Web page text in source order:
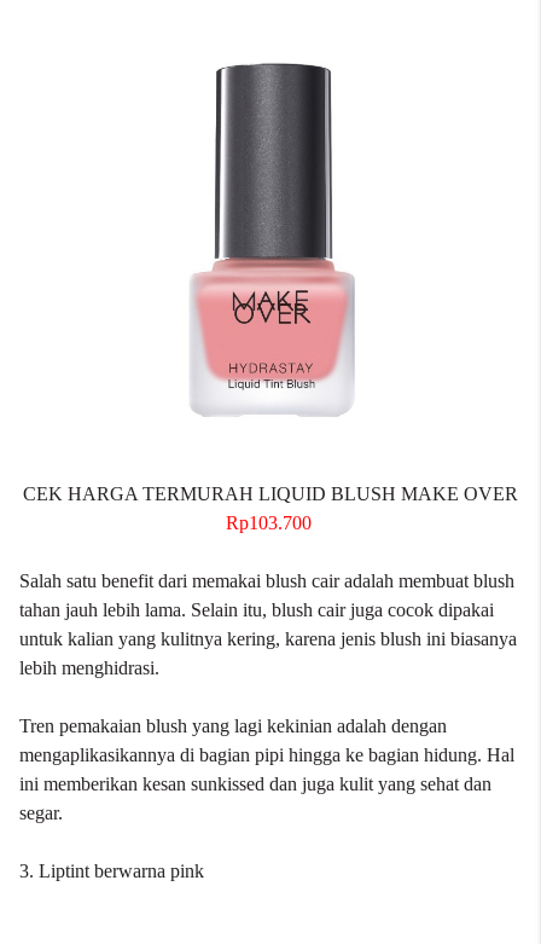
CEK HARGA TERMURAH LIQUID BLUSH MAKE OVER
Rp103.700
Salah satu benefit dari memakai blush cair adalah membuat blush
tahan jauh lebih lama. Selain itu, blush cair juga cocok dipakai
untuk kalian yang kulitnya kering, karena jenis blush ini biasanya
lebih menghidrasi.
Tren pemakaian blush yang lagi kekinian adalah dengan
mengaplikasikannya di bagian pipi hingga ke bagian hidung. Hal
ini memberikan kesan sunkissed dan juga kulit yang sehat dan
segar.
3. Liptint berwarna pink